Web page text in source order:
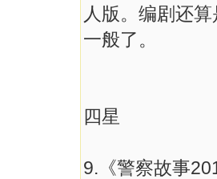
人版。编剧还
一般了。
四星
9.《警察故事